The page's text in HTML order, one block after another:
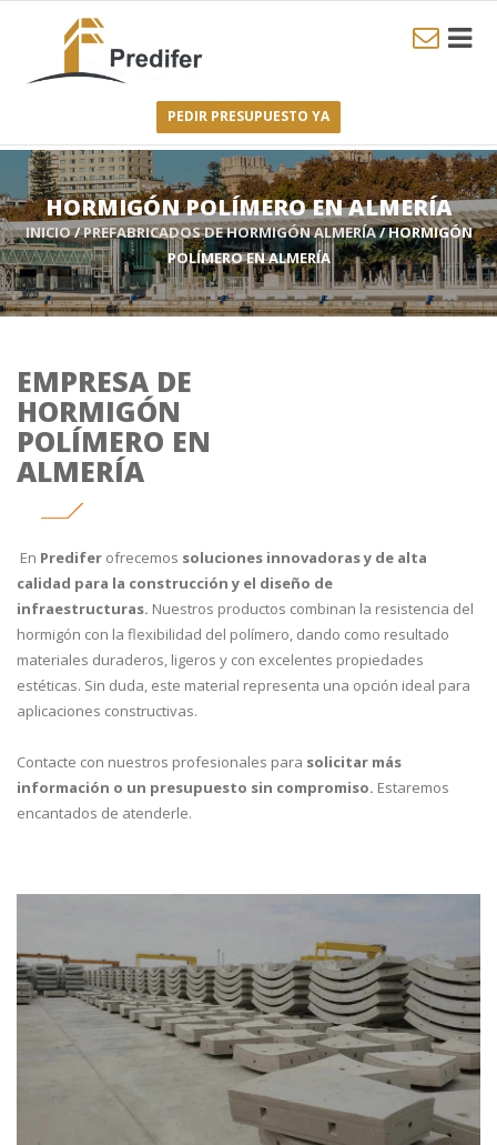
PEDIR PRESUPUESTO YA
HORMIGÓN POLÍMERO EN ALMERÍA
INICIO/PREFABRICADOS DE HORMIGÓN ALMERÍA/ HORMIGÓN
POLÍMERO EN ALMERÍA
EMPRESA DE
HORMIGÓN
POLÍMERO EN
ALMERÍA
En Predifer ofrecemos soluciones innovadoras y de alta
calidad para la construcción y el diseño de
infraestructuras. Nuestros productos combinan la resistencia del
hormigón con la flexibilidad del polímero, dando como resultado
materiales duraderos, ligeros y con excelentes propiedades
estéticas. Sin duda, este material representa una opción ideal para
aplicaciones constructivas.
Contacte con nuestros profesionales para solicitar más
información o un presupuesto sin compromiso. Estaremos
encantados de atenderle.